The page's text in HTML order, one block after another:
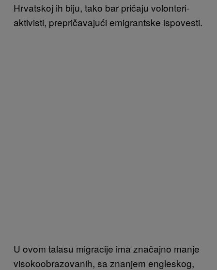
Hrvatskoj ih biju, tako bar pričaju volonteri-
aktivisti, prepričavajući emigrantske ispovesti.
U ovom talasu migracije ima značajno manje
visokoobrazovanih, sa znanjem engleskog,